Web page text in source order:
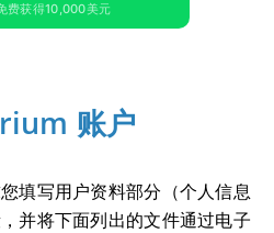
费获得10,000美元
账户
填写用户资料部分（个人信息
并将下面列出的文件通过电子